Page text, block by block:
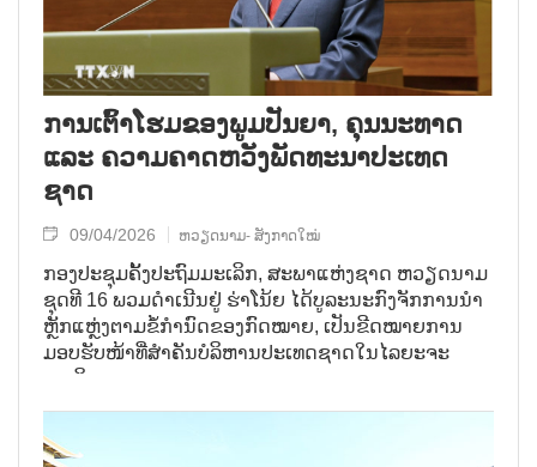
ການ​ເຕົ້າ​ໂຮມ​ຂອງ​ພູມ​ປັນ​ຍາ, ຄຸນ​ນະ​ທາດ
ແລະ ຄວາມ​ຄາດ​ຫວັງ​ພັດ​ທະ​ນາ​ປະ​ເທດ​
ຊາດ
09/04/2026 ຫວຽດນາມ- ສັງກາດໃໝ່
ກອງປະຊຸມຄັ້ງປະຖົມມະເລິກ, ສະພາແຫ່ງຊາດ ຫວຽດນາມ
ຊຸດທີ 16 ພວມດຳເນີນຢູ່ ຮ່າໂນ້ຍ ໄດ້ບູລະນະກົງຈັກການນຳ
ຫຼັກແຫຼ່ງຕາມຂໍ້ກຳນົດຂອງກົດໝາຍ, ເປັນຂີດໝາຍການ
ມອບຮັບໜ້າທີ່ສຳຄັນບໍລິຫານປະເທດຊາດໃນໄລຍະຈະ
ມາເຖິງ.